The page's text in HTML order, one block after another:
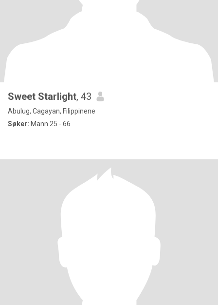
Sweet Starlight, 43
Abulug, Cagayan, Filippinene
Søker: Mann 25 - 66